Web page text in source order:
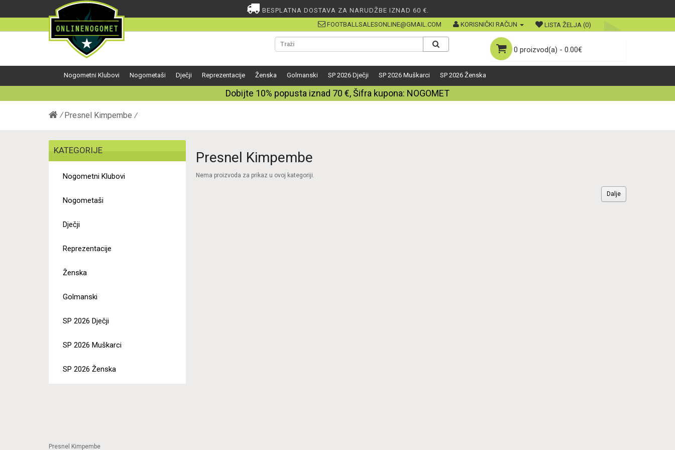
BESPLATNA DOSTAVA ZA NARUDŽBE IZNAD 60 €.
FOOTBALLSALESONLINE@GMAIL.COM
KORISNIČKI RAČUN LISTA ŽELJA (0)
0 proizvod(a) - 0.00€
Nogometni Klubovi Nogometaši Dječji Reprezentacije Ženska Golmanski SP 2026 Dječji SP 2026 Muškarci SP 2026 Ženska
Dobijte 10% popusta iznad 70 €, Šifra kupona: NOGOMET
Presnel Kimpembe
KATEGORIJE
Nogometni Klubovi
Nogometaši
Dječji
Reprezentacije
Ženska
Golmanski
SP 2026 Dječji
SP 2026 Muškarci
SP 2026 Ženska
Presnel Kimpembe
Nema proizvoda za prikaz u ovoj kategoriji.
Dalje
Presnel Kimpembe